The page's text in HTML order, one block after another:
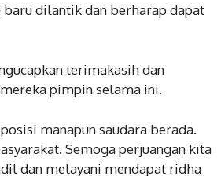
baru dilantik dan berharap dapat
terimakasih dan
pimpin selama ini.
manapun saudara berada.
Semoga perjuangan kita
dan melayani mendapat ridha